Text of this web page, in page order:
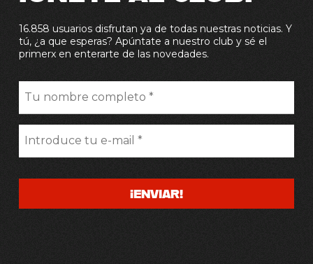
16.858 usuarios disfrutan ya de todas nuestras noticias. Y
tú, ¿a que esperas? Apúntate a nuestro club y sé el
primerx en enterarte de las novedades.